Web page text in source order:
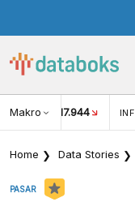
Makro
USD/IDR 17.944
Home Data Stories
PASAR